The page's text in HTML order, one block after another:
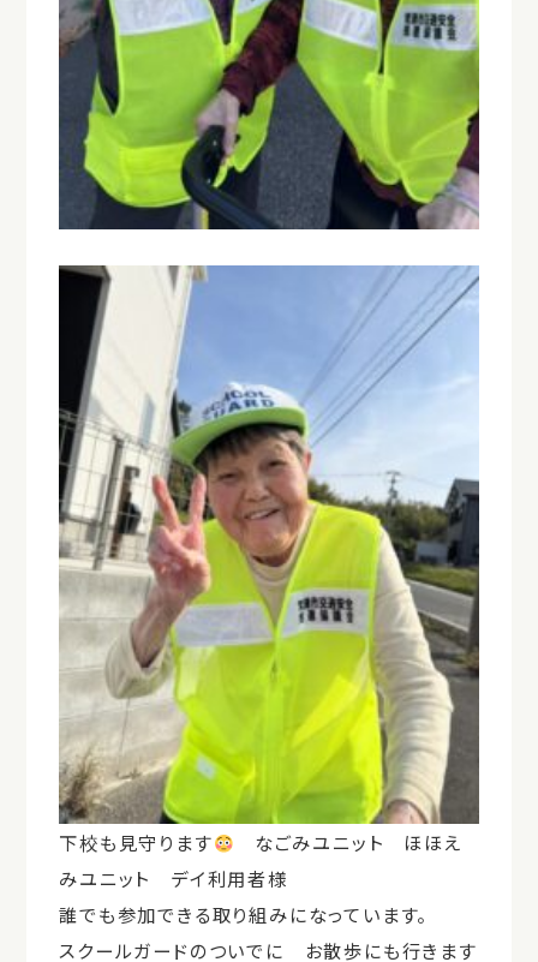
下校も見守ります
なごみユニット ほほえ
みユニット デイ利用者様
誰でも参加できる取り組みになっています。
スクールガードのついでに お散歩にも行きます